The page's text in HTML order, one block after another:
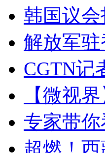
韩国议
解放军
CGTN记
【微视
专家带
超燃！